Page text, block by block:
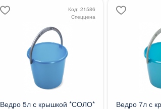
Код: 21586
Спеццена
Ведро 5л с крышкой *СОЛО*
Ведро 7л с